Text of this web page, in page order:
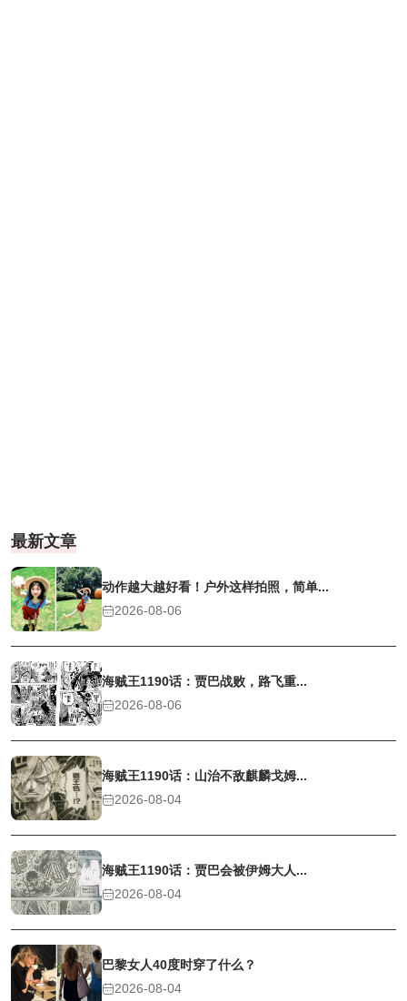
最新文章
动作越大越好看！户外这样拍照，简单...
2026-08-06
海贼王1190话：贾巴战败，路飞重...
2026-08-06
海贼王1190话：山治不敌麒麟戈姆...
2026-08-04
海贼王1190话：贾巴会被伊姆大人...
2026-08-04
巴黎女人40度时穿了什么？
2026-08-04